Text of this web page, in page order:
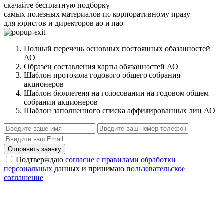
скачайте бесплатную подборку
самых полезных материалов по корпоративному праву
для юристов и директоров ао и пао
Полный перечень основных постоянных обазанностей
АО
Образец составления карты обязанностей АО
Шаблон протокола годового общего собрания
акционеров
Шаблон бюллетеня на голосовании на годовом общем
собрании акционеров
Шаблон заполненного списка аффилированных лиц АО
Отправить заявку
Подтверждаю согласие с правилами обработки
персональных данных и принимаю пользовательское
соглашение